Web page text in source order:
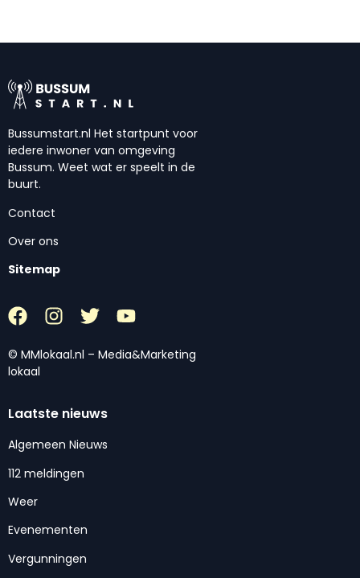
Bussumstart.nl Het startpunt voor
iedere inwoner van omgeving
Bussum. Weet wat er speelt in de
buurt.
Contact
Over ons
Sitemap
© MMlokaal.nl – Media&Marketing
lokaal
Laatste nieuws
Algemeen Nieuws
112 meldingen
Weer
Evenementen
Vergunningen